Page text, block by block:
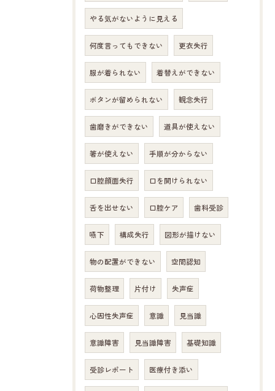
やる気がないように見える
何度言ってもできない 更衣失行
服が着られない 着替えができない
ボタンが留められない 観念失行
歯磨きができない 道具が使えない
箸が使えない 手順が分からない
口腔顔面失行 口を開けられない
舌を出せない 口腔ケア 歯科受診
嚥下 構成失行 図形が描けない
物の配置ができない 空間認知
荷物整理 片付け 失声症
心因性失声症 意識 見当識
意識障害 見当識障害 基礎知識
受診レポート 医療付き添い